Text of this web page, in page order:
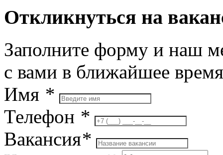
Откликнуться на
Заполните форму и наш
с вами в ближайшее время
Имя *
Телефон *
Вакансия*